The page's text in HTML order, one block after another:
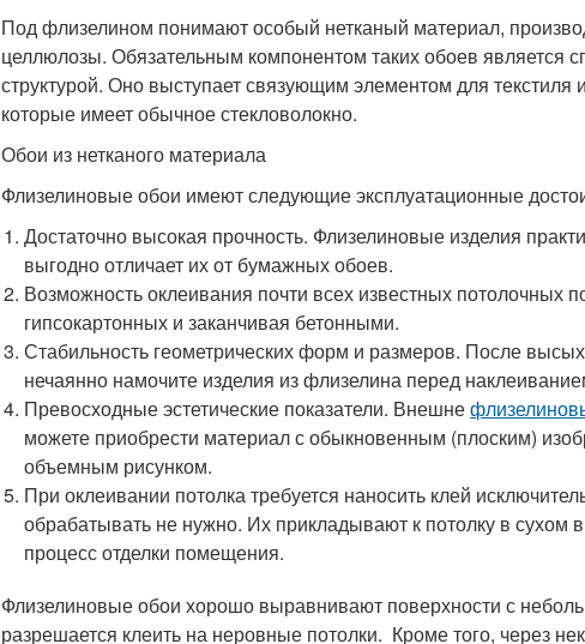
Под флизелином понимают особый нетканый материал,
целлюлозы. Обязательным компонентом таких обоев является
структурой. Оно выступает связующим элементом для текстиля
которые имеет обычное стекловолокно.
Обои из нетканого материала
Флизелиновые обои имеют следующие эксплуатационные
Достаточно высокая прочность. Флизелиновые изделия
выгодно отличает их от бумажных обоев.
Возможность оклеивания почти всех известных потолочных
гипсокартонных и заканчивая бетонными.
Стабильность геометрических форм и размеров. После
нечаянно намочите изделия из флизелина перед
Превосходные эстетические показатели. Внешне
можете приобрести материал с обыкновенным (плоским)
объемным рисунком.
При оклеивании потолка требуется наносить клей
обрабатывать не нужно. Их прикладывают к потолку в сухом
процесс отделки помещения.
Флизелиновые обои хорошо выравнивают поверхности с
разрешается клеить на неровные потолки. Кроме того, через